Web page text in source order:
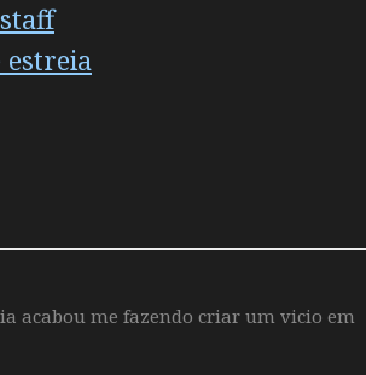
acabou me fazendo criar um vicio em